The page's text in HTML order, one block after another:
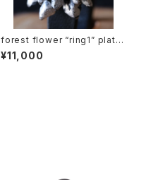
forest flower “ring1” platin
um leaf
¥11,000